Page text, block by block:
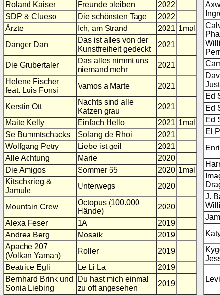
Roland Kaiser
Freunde bleiben
2022
SDP & Clueso
Die schönsten Tage
2022
Ärzte
Ich, am Strand 2021 1mal
Danger Dan
Das ist alles von der
Kunstfreiheit gedeckt
2021
Die Grubertaler
Das alles nimmt uns
niemand mehr
2021
Helene Fischer
feat. Luis Fonsi
Vamos a Marte 2021
Kerstin Ott
Nachts sind alle
Katzen grau
2021
Maite Kelly
Einfach Hello 2021 1mal
Se Bummtschacks
Solang de Rhoi
2021
Wolfgang Petry
Liebe ist geil
2021
Alle Achtung
Marie
2020
Die Amigos
Sommer 65 2020 1mal
Kitschkrieg &
Jamule
Unterwegs 2020
Mountain Crew
Octopus (100.000
Hände)
2020
Alexa Feser
1A
2019
Andrea Berg
Mosaik
2019
Apache 207
(Volkan Yaman)
Roller
2019
Beatrice Egli
Le Li La
2019
Bernhard Brink und
Sonia Liebing
Du hast mich einmal
zu oft angesehen
2019
Ed
Ed
Ed
El
J.